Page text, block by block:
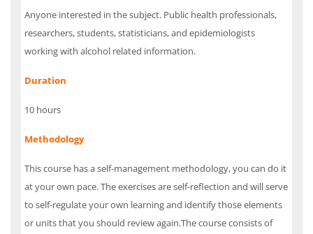
Anyone interested in the subject. Public health professionals,
researchers, students, statisticians, and epidemiologists
working with alcohol related information.
Duration
10 hours
Methodology
This course has a self-management methodology, you can do it
at your own pace. The exercises are self-reflection and will serve
to self-regulate your own learning and identify those elements
or units that you should review again.The course consists of